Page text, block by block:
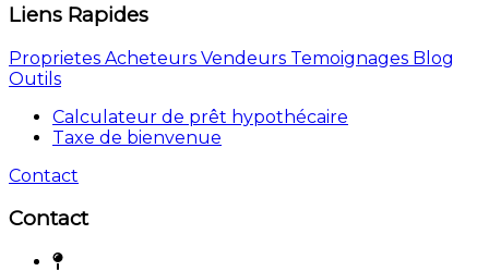
Liens Rapides
Proprietes Acheteurs Vendeurs Temoignages Blog
Outils
Calculateur de prêt hypothécaire
Taxe de bienvenue
Contact
Contact